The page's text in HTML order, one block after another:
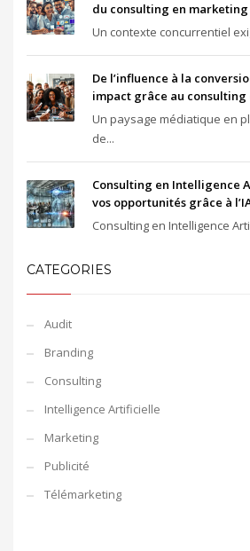
du consulting en
Un contexte concurrentiel
De l’influence à la
impact grâce au
Un paysage médiatique en
de...
Consulting en Intelligence
vos opportunités grâce à
Consulting en Intelligence
CATEGORIES
Audit
Branding
Consulting
Intelligence Artificielle
Marketing
Publicité
Télémarketing